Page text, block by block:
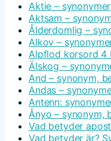
Aktie –
Aktsam –
Ålderdomlig –
Alkov –
Alpflod korsord 4
Älskog –
And – synonym,
Andas –
Antenn:
Ånyo – synonym,
Vad betyder
Vad betyder är?